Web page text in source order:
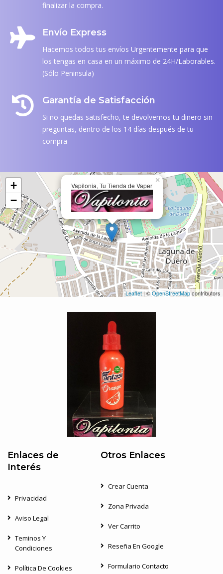
finalizar la compra.
Envío Express
Hacemos todos tus envíos Urgentemente para que
los tengas en casa en un máximo de 24H/Laborables.
(Sólo Peninsula)
Garantía de Satisfacción
Si no quedas satisfecho, te devolvemos tu dinero sin
preguntas, dentro de los 14 días después de tu
compra
Vapilonia, Tu Tienda de Vaper
×
+
−
Leaflet| ©OpenStreetMapcontributors
Enlaces de
Interés
Privacidad
Aviso Legal
Teminos Y
Condiciones
Política De Cookies
Otros Enlaces
Crear Cuenta
Zona Privada
Ver Carrito
Reseña En Google
Formulario Contacto